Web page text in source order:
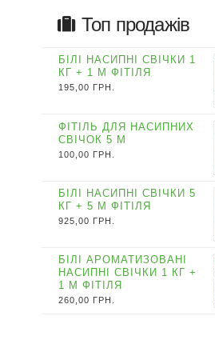
Топ продажів
БІЛІ НАСИПНІ СВІЧКИ 1
КГ + 1 М ФІТІЛЯ
195,00 ГРН.
ФІТІЛЬ ДЛЯ НАСИПНИХ
СВІЧОК 5 М
100,00 ГРН.
БІЛІ НАСИПНІ СВІЧКИ 5
КГ + 5 М ФІТІЛЯ
925,00 ГРН.
БІЛІ АРОМАТИЗОВАНІ
НАСИПНІ СВІЧКИ 1 КГ +
1 М ФІТІЛЯ
260,00 ГРН.